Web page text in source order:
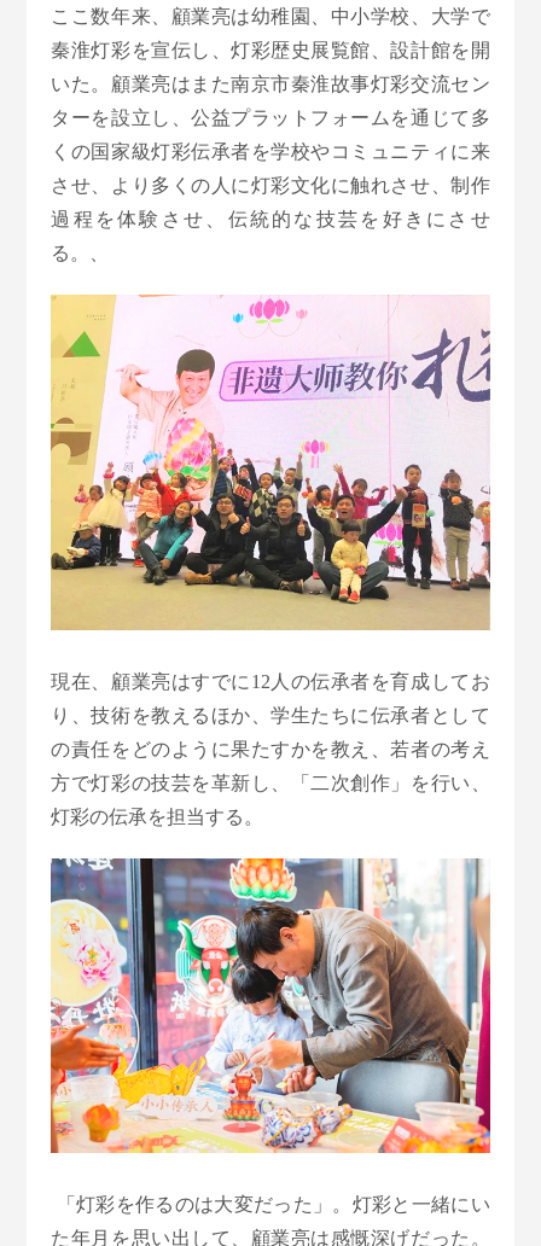
ここ数年来、顧業亮は幼稚園、中小学校、大学で
秦淮灯彩を宣伝し、灯彩歴史展覧館、設計館を開
いた。顧業亮はまた南京市秦淮故事灯彩交流セン
ターを設立し、公益プラットフォームを通じて多
くの国家級灯彩伝承者を学校やコミュニティに来
させ、より多くの人に灯彩文化に触れさせ、制作
過程を体験させ、伝統的な技芸を好きにさせ
る。、
現在、顧業亮はすでに12人の伝承者を育成してお
り、技術を教えるほか、学生たちに伝承者として
の責任をどのように果たすかを教え、若者の考え
方で灯彩の技芸を革新し、「二次創作」を行い、
灯彩の伝承を担当する。
「灯彩を作るのは大変だった」。灯彩と一緒にい
た年月を思い出して、顧業亮は感慨深げだった。